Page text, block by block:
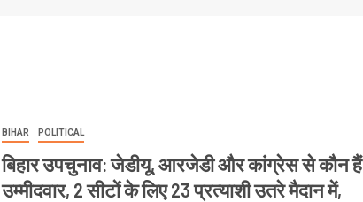
BIHAR POLITICAL
बिहार उपचुनाव: जेडीयू, आरजेडी और कांग्रेस से कौन हैं
उम्मीदवार, 2 सीटों के लिए 23 प्रत्याशी उतरे मैदान में,